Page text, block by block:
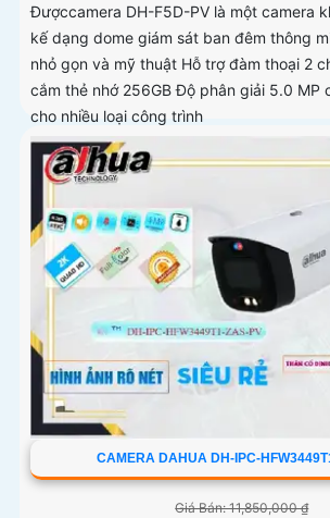
Đượccamera DH-F5D-PV là một camera
kế dạng dome giám sát ban đêm thông
nhỏ gọn và mỹ thuật Hỗ trợ đàm thoại 2
cắm thẻ nhớ 256GB Độ phân giải 5.0 MP
cho nhiều loại công trình
CAMERA DAHUA DH-IPC-
Giá Bán: 11,850,000 ₫